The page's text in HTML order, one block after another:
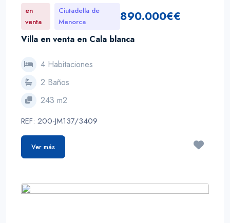
en
venta
Ciutadella de
Menorca
890.000€€
Villa en venta en Cala blanca
4 Habitaciones
2 Baños
243 m2
REF: 200-JM137/3409
Ver más